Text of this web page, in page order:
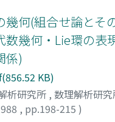
幾何(組合せ論とそ
数幾何・Lie環の表
係)
KB)
析研究所 , 数理解析研
, pp.198-215 )